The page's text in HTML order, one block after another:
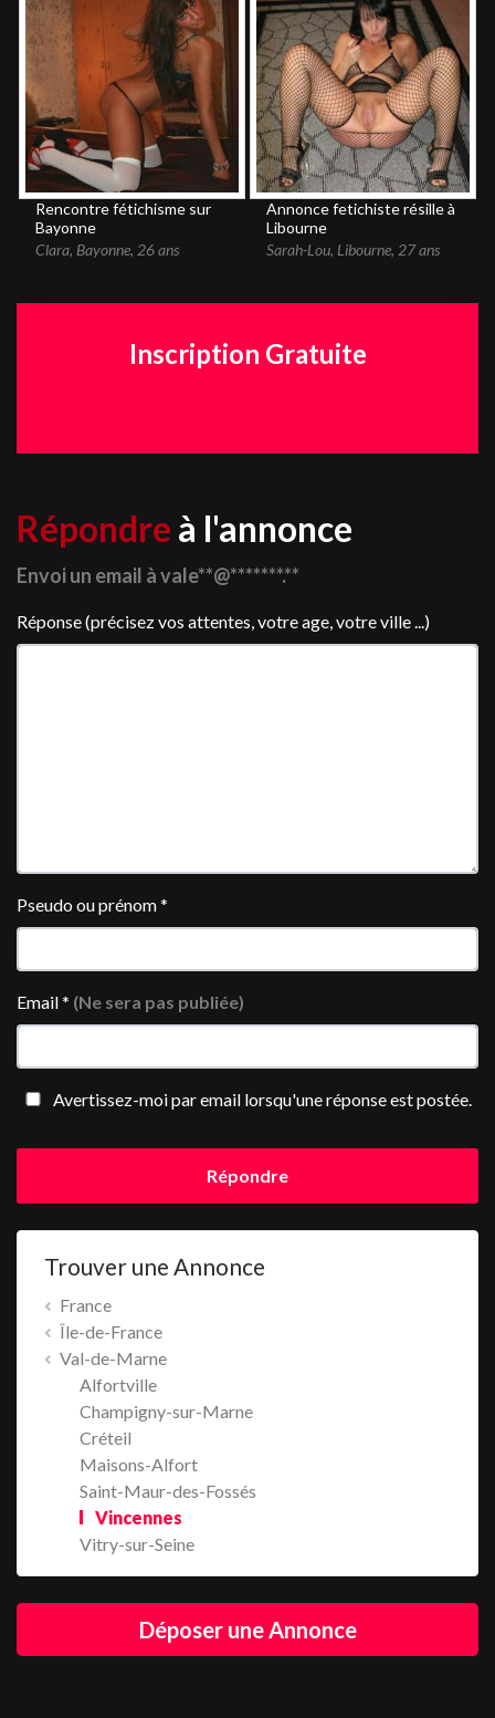
Rencontre fétichisme sur
Bayonne
Clara, Bayonne, 26 ans
Annonce fetichiste résille à
Libourne
Sarah-Lou, Libourne, 27 ans
Inscription Gratuite
Répondre à l'annonce
Envoi un email à vale**@*******.**
Réponse (précisez vos attentes, votre age, votre ville ...)
Pseudo ou prénom*
Email* (Ne sera pas publiée)
Avertissez-moi par email lorsqu'une réponse est postée.
Répondre
Trouver une Annonce
France
Île-de-France
Val-de-Marne
Alfortville
Champigny-sur-Marne
Créteil
Maisons-Alfort
Saint-Maur-des-Fossés
Vincennes
Vitry-sur-Seine
Déposer une Annonce